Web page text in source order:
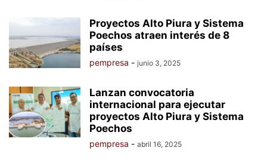
Proyectos Alto Piura y Sistema
Poechos atraen interés de 8
países
pempresa - junio 3, 2025
Lanzan convocatoria
internacional para ejecutar
proyectos Alto Piura y Sistema
Poechos
pempresa - abril 16, 2025